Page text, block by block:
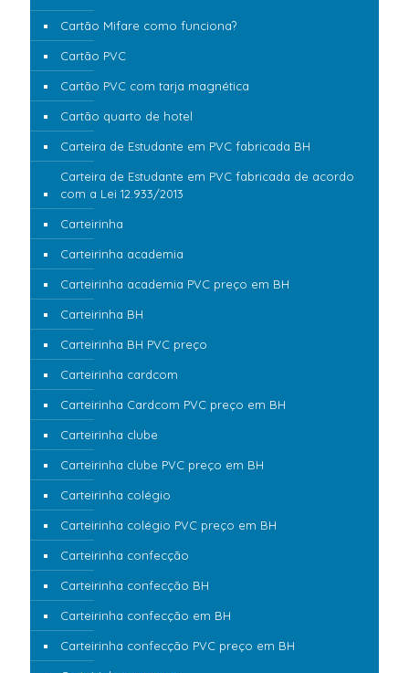
Cartão Mifare como funciona?
Cartão PVC
Cartão PVC com tarja magnética
Cartão quarto de hotel
Carteira de Estudante em PVC fabricada BH
Carteira de Estudante em PVC fabricada de acordo
com a Lei 12.933/2013
Carteirinha
Carteirinha academia
Carteirinha academia PVC preço em BH
Carteirinha BH
Carteirinha BH PVC preço
Carteirinha cardcom
Carteirinha Cardcom PVC preço em BH
Carteirinha clube
Carteirinha clube PVC preço em BH
Carteirinha colégio
Carteirinha colégio PVC preço em BH
Carteirinha confecção
Carteirinha confecção BH
Carteirinha confecção em BH
Carteirinha confecção PVC preço em BH